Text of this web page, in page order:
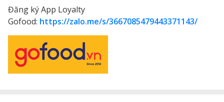
Đăng ký App Loyalty
Gofood: https://zalo.me/s/3667085479443371143/